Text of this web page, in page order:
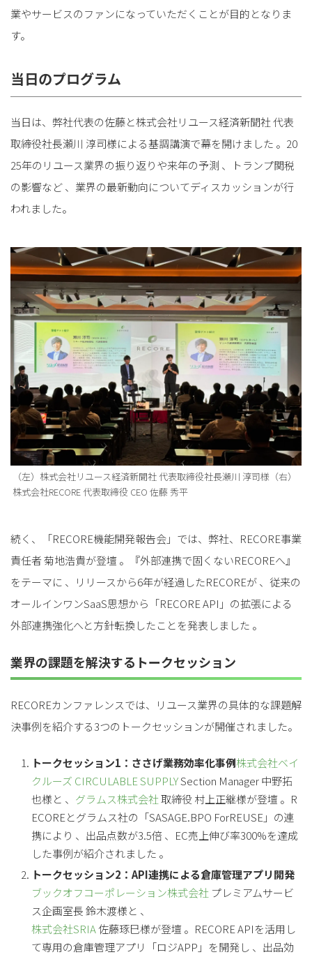
業やサービスのファンになっていただくことが目的となりま
す。
当日のプログラム
当日は、弊社代表の佐藤と株式会社リユース経済新聞社 代表
取締役社長瀬川 淳司様による基調講演で幕を開けました 。20
25年のリユース業界の振り返りや来年の予測 、トランプ関税
の影響など 、業界の最新動向についてディスカッションが行
われました。
（左）株式会社リユース経済新聞社 代表取締役社長瀬川 淳司様（右）
株式会社RECORE 代表取締役 CEO 佐藤 秀平
続く、「RECORE機能開発報告会」では、弊社、RECORE事業
責任者 菊地浩貴が登壇 。『外部連携で固くないRECOREへ』
をテーマに 、リリースから6年が経過したRECOREが 、従来の
オールインワンSaaS思想から「RECORE API」の拡張による
外部連携強化へと方針転換したことを発表しました 。
業界の課題を解決するトークセッション
RECOREカンファレンスでは、リユース業界の具体的な課題解
決事例を紹介する3つのトークセッションが開催されました。
トークセッション1：ささげ業務効率化事例株式会社ベイ
クルーズ CIRCULABLE SUPPLYSection Manager 中野拓
也様と 、 グラムス株式会社取締役 村上正継様が登壇 。R
ECOREとグラムス社の「SASAGE.BPO ForREUSE」の連
携により 、出品点数が3.5倍 、EC売上伸び率300%を達成
した事例が紹介されました 。
トークセッション2：API連携による倉庫管理アプリ開発
ブックオフコーポレーション株式会社プレミアムサービ
ス企画室長 鈴木渡様と 、
株式会社SRIA佐藤琢巳様が登壇 。RECORE APIを活用し
て専用の倉庫管理アプリ「ロジAPP」を開発し 、出品効